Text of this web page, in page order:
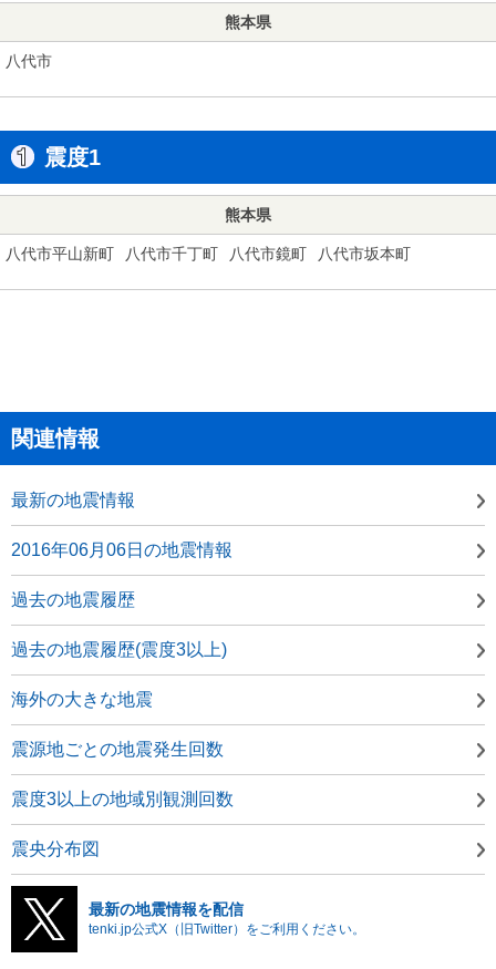
熊本県
八代市
震度1
熊本県
八代市平山新町 八代市千丁町 八代市鏡町 八代市坂本町
関連情報
最新の地震情報
2016年06月06日の地震情報
過去の地震履歴
過去の地震履歴(震度3以上)
海外の大きな地震
震源地ごとの地震発生回数
震度3以上の地域別観測回数
震央分布図
最新の地震情報を配信
tenki.jp公式X（旧Twitter）をご利用ください。